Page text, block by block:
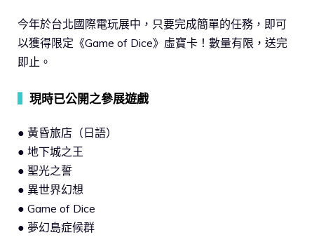
今年於台北國際電玩展中，只要完成簡單的任務，即可
以獲得限定《Game of Dice》虛寶卡！數量有限，送完
即止。
現時已公開之參展遊戲
● 黃昏旅店（日語）
● 地下城之王
● 聖光之誓
● 異世界幻想
● Game of Dice
● 夢幻島症候群